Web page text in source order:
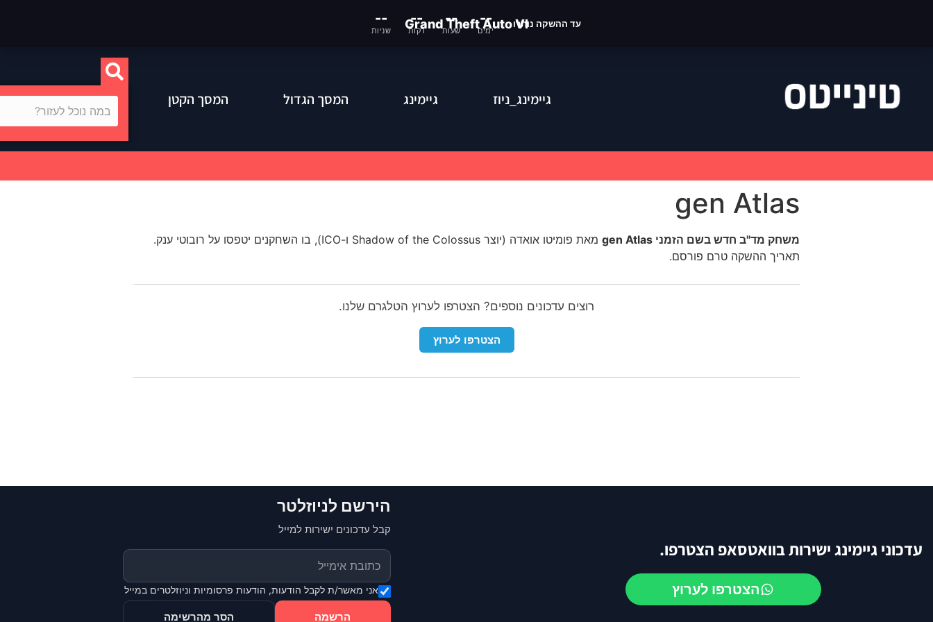
עד ההשקה נותרוGrand Theft Auto VI
--
ימים
--
שעות
--
דקות
--
שניות
גיימינג_ניוז גיימינג המסך הגדול המסך הקטן
gen Atlas
משחק מד"ב חדש בשם הזמני מאת פומיטו אואדה (יוצר בו השחקנים יטפסו על רובוטי ענק.
תאריך ההשקה טרם פורסם.
רוצים עדכונים נוספים? הצטרפו לערוץ הטלגרם שלנו.
הצטרפו לערוץ
עדכוני גיימינג ישירות בוואטסאפ הצטרפו.
הצטרפו לערוץ
הירשם לניוזלטר
קבל עדכונים ישירות למייל
אני מאשר/ת לקבל הודעות, הודעות פרסומיות וניוזלטרים במייל
הרשמה הסר מהרשימה